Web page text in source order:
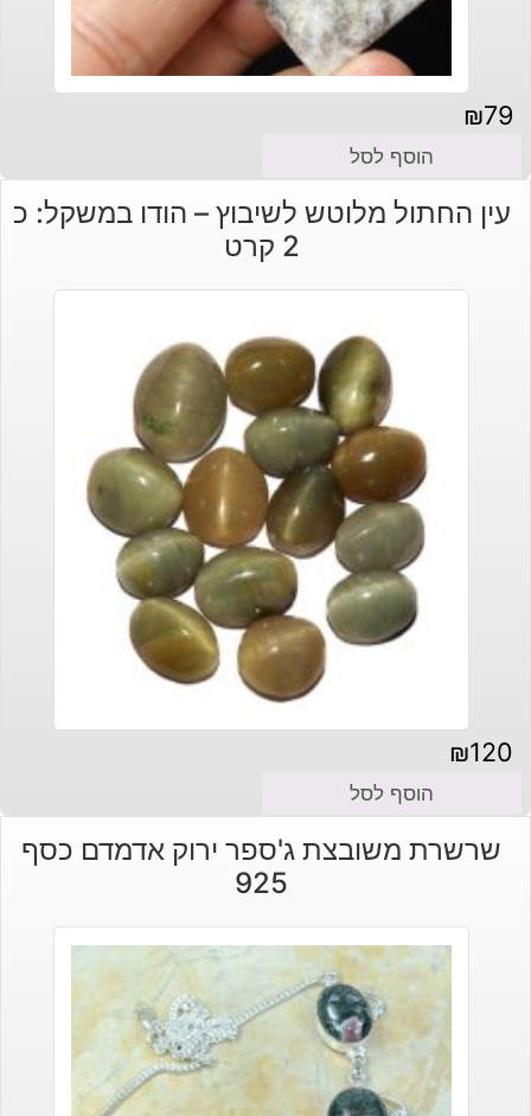
₪79
הוסף לסל
עין החתול מלוטש לשיבוץ – הודו במשקל: כ
2 קרט
₪120
הוסף לסל
שרשרת משובצת ג'ספר ירוק אדמדם כסף
925